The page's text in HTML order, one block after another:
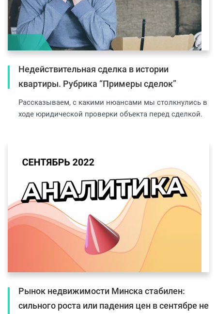
Недействительная сделка в истории
квартиры. Рубрика “Примеры сделок”
Рассказываем, с какими нюансами мы столкнулись в
ходе юридической проверки объекта перед сделкой.
Рынок недвижимости Минска стабилен:
сильного роста или падения цен в сентябре не